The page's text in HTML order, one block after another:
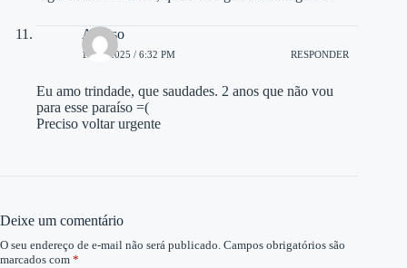
Afonso
17/03/2025 / 6:32 PM RESPONDER
Eu amo trindade, que saudades. 2 anos que não vou
para esse paraíso =(
Preciso voltar urgente
Deixe um comentário
O seu endereço de e-mail não será publicado. Campos obrigatórios são
marcados com *